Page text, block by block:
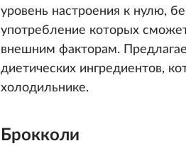
уровень настроения к нулю,
употребление которых
внешним факторам.
диетических ингредиентов,
холодильнике.
Брокколи